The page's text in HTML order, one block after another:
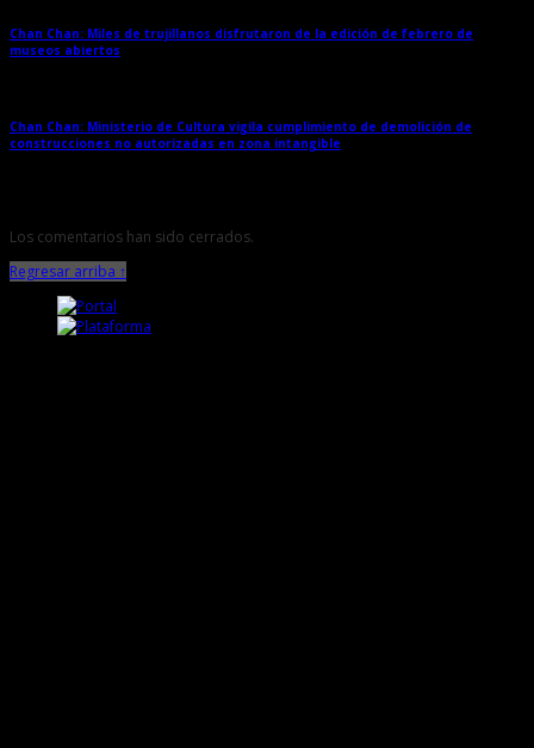
Chan Chan: Miles de trujillanos disfrutaron de la edición de febrero de
museos abiertos
Chan Chan: Ministerio de Cultura vigila cumplimiento de demolición de
construcciones no autorizadas en zona intangible
Los comentarios han sido cerrados.
Regresar arriba ↑